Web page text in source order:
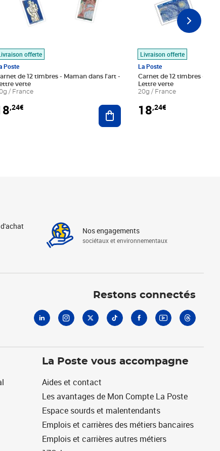
panier
offerte
Poste
de 12 timbres - Maman dans l'art -
verte
/ France
,24€ Ajouter au panier
Livraison offerte
La Poste
Carnet de 12 timbres - Le
Lettre verte
20g / France
18,24€
Nos engagements
sociétaux et environnementaux
Restons connectés
La Poste vous accompagne
Aides et contact
Les avantages de Mon Compte La Poste
Espace sourds et malentendants
Emplois et carrières des métiers bancaires
Emplois et carrières autres métiers